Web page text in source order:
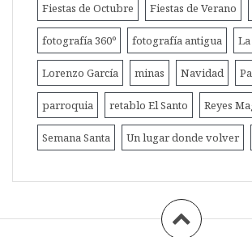
Fiestas de Octubre Fiestas de Verano
fotografía 360º fotografía antigua
Lorenzo García minas Navidad
parroquia retablo El Santo Reyes
Semana Santa Un lugar donde volver